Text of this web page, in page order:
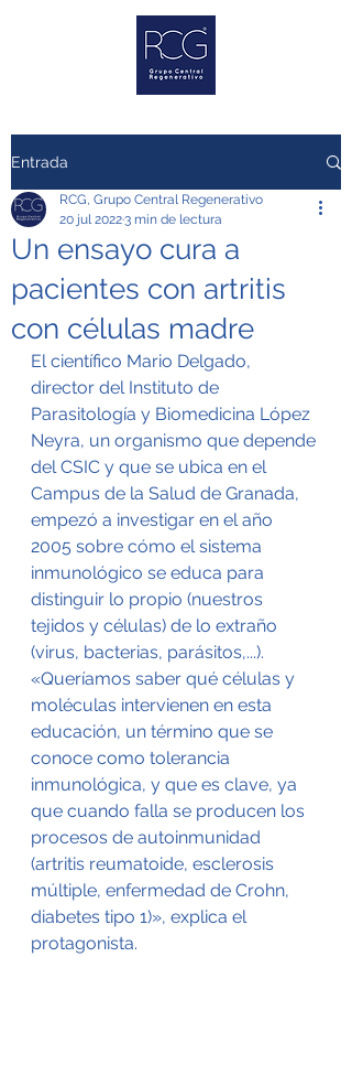
Entrada
Un ensayo cura a
pacientes con artritis
con células madre
RCG, Grupo Central Regenerativo
20 jul 20223 min de lectura
El científico Mario Delgado,
director del Instituto de
Parasitología y Biomedicina López
Neyra, un organismo que depende
del CSIC y que se ubica en el
Campus de la Salud de Granada,
empezó a investigar en el año
2005 sobre cómo el sistema
inmunológico se educa para
distinguir lo propio (nuestros
tejidos y células) de lo extraño
(virus, bacterias, parásitos,...).
«Queríamos saber qué células y
moléculas intervienen en esta
educación, un término que se
conoce como tolerancia
inmunológica, y que es clave, ya
que cuando falla se producen los
procesos de autoinmunidad
(artritis reumatoide, esclerosis
múltiple, enfermedad de Crohn,
diabetes tipo 1)», explica el
protagonista.